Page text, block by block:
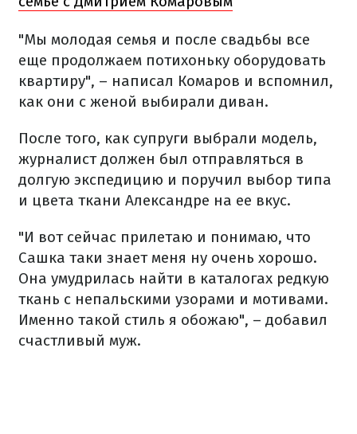
"Мы молодая семья и после свадьбы все
еще продолжаем потихоньку оборудовать
квартиру", – написал Комаров и вспомнил,
как они с женой выбирали диван.
После того, как супруги выбрали модель,
журналист должен был отправляться в
долгую экспедицию и поручил выбор типа
и цвета ткани Александре на ее вкус.
"И вот сейчас прилетаю и понимаю, что
Сашка таки знает меня ну очень хорошо.
Она умудрилась найти в каталогах редкую
ткань с непальскими узорами и мотивами.
Именно такой стиль я обожаю", – добавил
счастливый муж.